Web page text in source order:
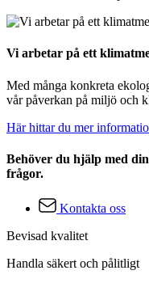
Vi arbetar på ett
Med många konkreta
vår påverkan på miljö och
Här hittar du mer
Behöver du hjälp med
frågor.
Kontakta oss
Bevisad kvalitet
Handla säkert och pålitligt